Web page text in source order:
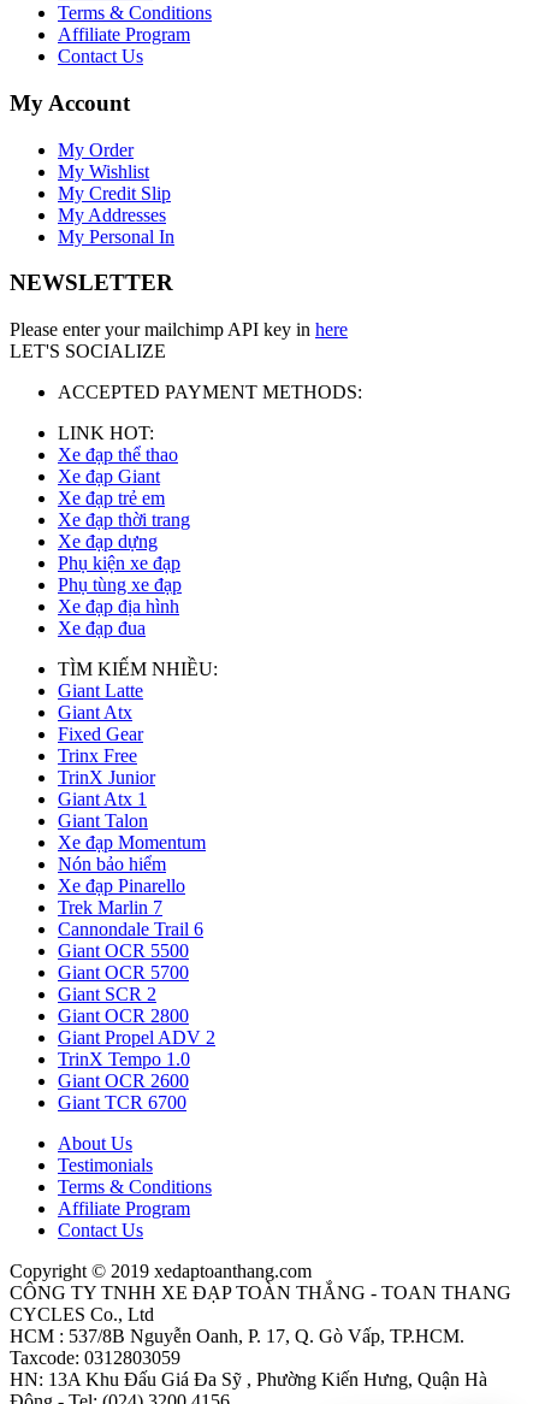
Terms & Conditions
Affiliate Program
Contact Us
My Account
My Order
My Wishlist
My Credit Slip
My Addresses
My Personal In
NEWSLETTER
Please enter your mailchimp API key in here
LET'S SOCIALIZE
ACCEPTED PAYMENT METHODS:
LINK HOT:
Xe đạp thể thao
Xe đạp Giant
Xe đạp trẻ em
Xe đạp thời trang
Xe đạp dựng
Phụ kiện xe đạp
Phụ tùng xe đạp
Xe đạp địa hình
Xe đạp đua
TÌM KIẾM NHIỀU:
Giant Latte
Giant Atx
Fixed Gear
Trinx Free
TrinX Junior
Giant Atx 1
Giant Talon
Xe đạp Momentum
Nón bảo hiểm
Xe đạp Pinarello
Trek Marlin 7
Cannondale Trail 6
Giant OCR 5500
Giant OCR 5700
Giant SCR 2
Giant OCR 2800
Giant Propel ADV 2
TrinX Tempo 1.0
Giant OCR 2600
Giant TCR 6700
About Us
Testimonials
Terms & Conditions
Affiliate Program
Contact Us
Copyright © 2019 xedaptoanthang.com
CÔNG TY TNHH XE ĐẠP TOÀN THẮNG - TOAN THANG
CYCLES Co., Ltd
HCM : 537/8B Nguyễn Oanh, P. 17, Q. Gò Vấp, TP.HCM.
Taxcode: 0312803059
HN: 13A Khu Đấu Giá Đa Sỹ , Phường Kiến Hưng, Quận Hà